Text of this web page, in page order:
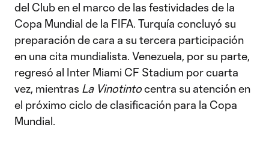
del Club en el marco de las festividades de la
Copa Mundial de la FIFA. Turquía concluyó su
preparación de cara a su tercera participación
en una cita mundialista. Venezuela, por su parte,
regresó al Inter Miami CF Stadium por cuarta
vez, mientras La Vinotintocentra su atención en
el próximo ciclo de clasificación para la Copa
Mundial.